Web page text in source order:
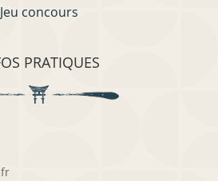
Jeu concours
PRATIQUES